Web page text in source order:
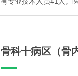
骨科十病区（骨